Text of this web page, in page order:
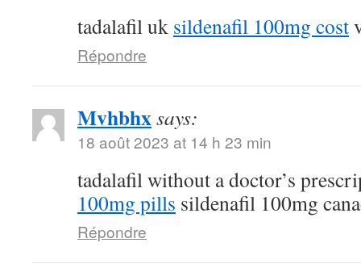
tadalafil uk sildenafil 100mg cost
Répondre
Mvhbhxsays:
18 août 2023 at 14 h 23 min
tadalafil without a doctor’s
100mg pills sildenafil 100mg
Répondre